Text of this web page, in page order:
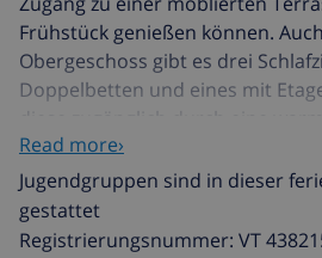
Frühstück genießen können.
Obergeschoss gibt es drei
Doppelbetten und eines mit
Villa verfügt über ein großes
mit Palmen und Olivenbäumen,
ohne Probleme parken. Eine
offene Terrasse mit modernen
Read more›
Jugendgruppen sind in dieser
gestattet
Registrierungsnummer: VT